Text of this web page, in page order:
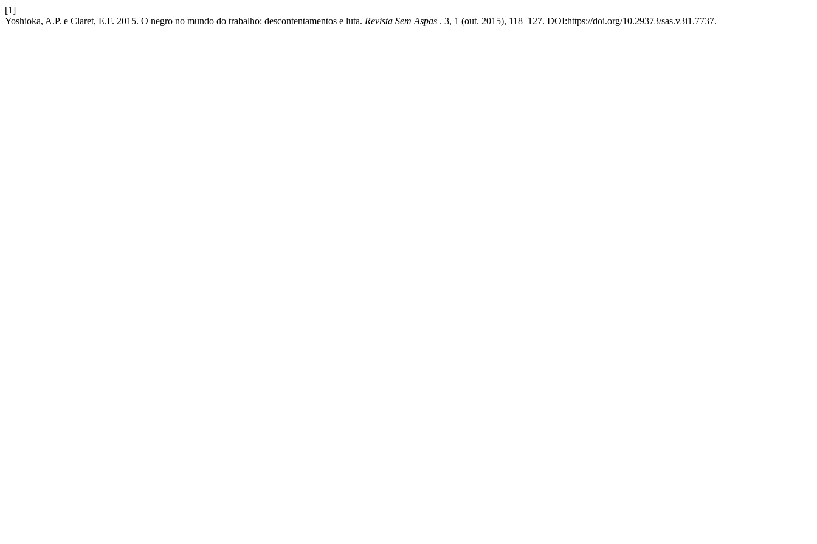
[1]
Yoshioka, A.P. e Claret, E.F. 2015. O negro no mundo do trabalho: descontentamentos e luta. Revista Sem Aspas . 3, 1 (out. 2015), 118–127. DOI:https://doi.org/10.29373/sas.v3i1.7737.